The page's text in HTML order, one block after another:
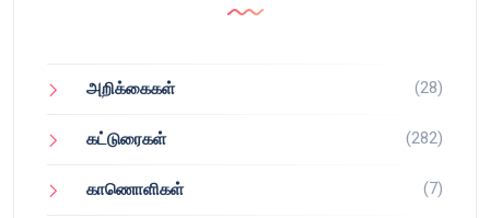
அறிக்கைகள் (28)
கட்டுரைகள் (282)
காணொளிகள் (7)